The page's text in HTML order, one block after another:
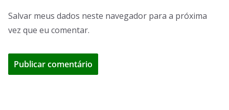
Salvar meus dados neste navegador para a próxima
vez que eu comentar.